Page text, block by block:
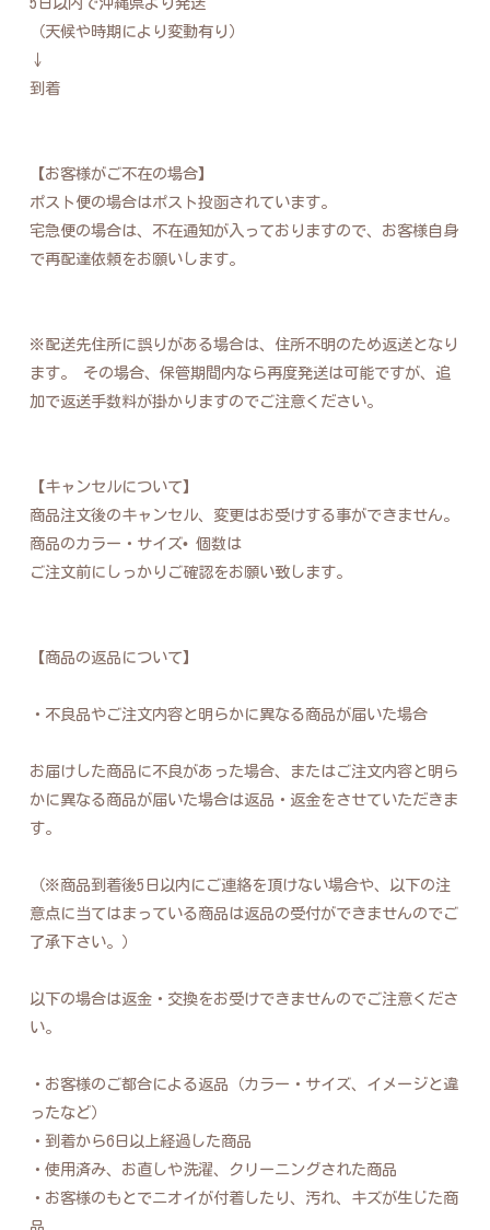
（天候や時期により変動有り）
↓
到着
【お客様がご不在の場合】
ポスト便の場合はポスト投函されています。
宅急便の場合は、不在通知が入っておりますので、お客様自身
で再配達依頼をお願いします。
※配送先住所に誤りがある場合は、住所不明のため返送となり
ます。 その場合、保管期間内なら再度発送は可能ですが、追
加で返送手数料が掛かりますのでご注意ください。
【キャンセルについて】
商品注文後のキャンセル、変更はお受けする事ができません。
商品のカラー・サイズ• 個数は
ご注文前にしっかりご確認をお願い致します。
【商品の返品について】
・不良品やご注文内容と明らかに異なる商品が届いた場合
お届けした商品に不良があった場合、またはご注文内容と明ら
かに異なる商品が届いた場合は返品・返金をさせていただきま
す。
（※商品到着後5日以内にご連絡を頂けない場合や、以下の注
意点に当てはまっている商品は返品の受付ができませんのでご
了承下さい。）
以下の場合は返金・交換をお受けできませんのでご注意くださ
い。
・お客様のご都合による返品（カラー・サイズ、イメージと違
ったなど）
・到着から6日以上経過した商品
・使用済み、お直しや洗濯、クリーニングされた商品
・お客様のもとでニオイが付着したり、汚れ、キズが生じた商
品